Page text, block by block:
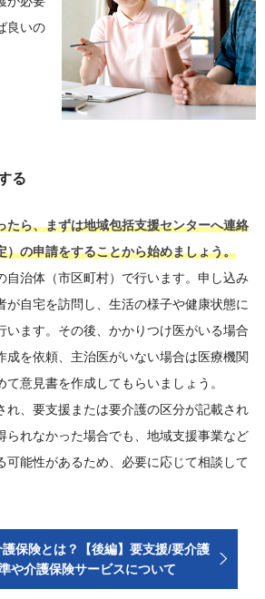
良いの
る
たら、まずは地域包括支援センターへ連絡
）の申請をすることから始めましょう。
自治体（市区町村）で行います。申し込み
が自宅を訪問し、生活の様子や健康状態に
います。その後、かかりつけ医がいる場合
成を依頼、主治医がいない場合は医療機関
意見書を作成してもらいましょう。
れ、要支援または要介護の区分が記載され
られなかった場合でも、地域支援事業など
可能性があるため、必要に応じて相談して
保険とは？【後編】要支援/要介護
や介護保険サービスについて